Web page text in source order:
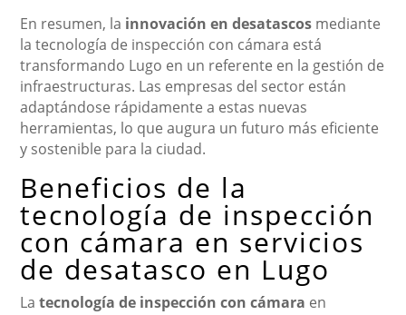
En resumen, la innovación en desatascos mediante
la tecnología de inspección con cámara está
transformando Lugo en un referente en la gestión de
infraestructuras. Las empresas del sector están
adaptándose rápidamente a estas nuevas
herramientas, lo que augura un futuro más eficiente
y sostenible para la ciudad.
Beneficios de la
tecnología de inspección
con cámara en servicios
de desatasco en Lugo
Latecnología de inspección con cámara en